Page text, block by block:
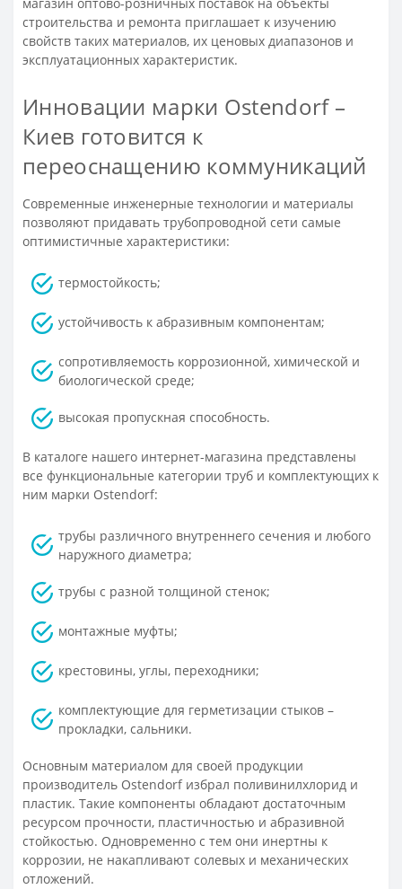
строительства и ремонта приглашает к изучению
свойств таких материалов, их ценовых диапазонов и
эксплуатационных характеристик.
Инновации марки Ostendorf –
Киев готовится к
переоснащению коммуникаций
Современные инженерные технологии и материалы
позволяют придавать трубопроводной сети самые
оптимистичные характеристики:
термостойкость;
устойчивость к абразивным компонентам;
сопротивляемость коррозионной, химической и
биологической среде;
высокая пропускная способность.
В каталоге нашего интернет-магазина представлены
все функциональные категории труб и комплектующих к
ним марки Ostendorf:
трубы различного внутреннего сечения и любого
наружного диаметра;
трубы с разной толщиной стенок;
монтажные муфты;
крестовины, углы, переходники;
комплектующие для герметизации стыков –
прокладки, сальники.
Основным материалом для своей продукции
производитель Ostendorf избрал поливинилхлорид и
пластик. Такие компоненты обладают достаточным
ресурсом прочности, пластичностью и абразивной
стойкостью. Одновременно с тем они инертны к
коррозии, не накапливают солевых и механических
отложений.